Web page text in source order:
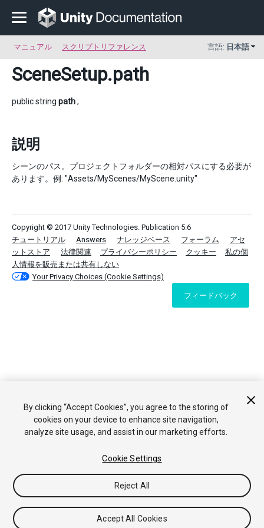
マニュアル スクリプトリファレンス 言語: 日本語
SceneSetup.path
public string path;
説明
シーンのパス。プロジェクトフォルダーの相対パスにする必要が
あります。例: "Assets/MyScenes/MyScene.unity"
Copyright © 2017 Unity Technologies. Publication 5.6
チュートリアル
Answers ナレッジベース フォーラム
アセ
ットストア
法律関連 プライバシーポリシー クッキー
私の個
人情報を販売または共有しない
Your Privacy Choices (Cookie Settings)
フィードバック
By clicking “Accept Cookies”, you agree to the storing of
cookies on your device to enhance site navigation,
analyze site usage, and assist in our marketing efforts.
Cookie Settings
Reject All
Accept All Cookies